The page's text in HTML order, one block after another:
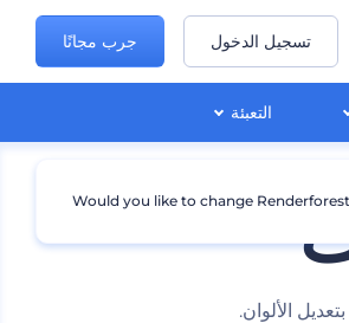
التعبئة
تسجيل الدخول جرب مجانًا
الألوان.
Would you like to change